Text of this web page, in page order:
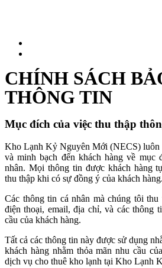
CHÍNH SÁCH
THÔNG TIN
Mục đích của việc thu thập
Kho Lạnh Kỷ Nguyên Mới (NECS) luôn
và minh bạch đến khách hàng về mục
nhân. Mọi thông tin được khách hàng
thu thập khi có sự đồng ý của khách hàng.
Các thông tin cá nhân mà chúng tôi
điện thoại, email, địa chỉ, và các thông
cầu của khách hàng.
Tất cả các thông tin này được sử dụng
khách hàng nhằm thỏa mãn nhu cầu
dịch vụ cho thuê kho lạnh tại Kho Lạnh